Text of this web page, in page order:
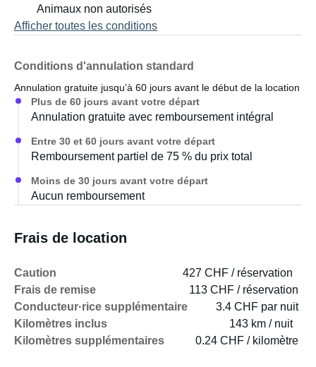
Animaux non autorisés
Afficher toutes les conditions
Conditions d'annulation standard
Annulation gratuite jusqu’à 60 jours avant le début de la location
Plus de 60 jours avant votre départ
Annulation gratuite avec remboursement intégral
Entre 30 et 60 jours avant votre départ
Remboursement partiel de 75 % du prix total
Moins de 30 jours avant votre départ
Aucun remboursement
Frais de location
Caution
427 CHF / réservation
Frais de remise
113 CHF / réservation
Conducteur·rice supplémentaire
3.4 CHF par nuit
Kilomètres inclus
143 km / nuit
Kilomètres supplémentaires
0.24 CHF / kilomètre